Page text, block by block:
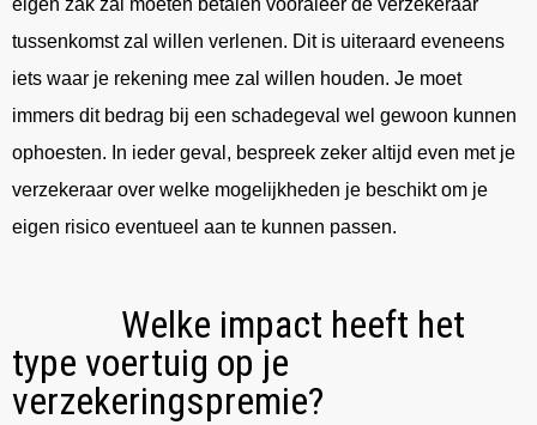
eigen zak zal moeten betalen vooraleer de verzekeraar
tussenkomst zal willen verlenen. Dit is uiteraard eveneens
iets waar je rekening mee zal willen houden. Je moet
immers dit bedrag bij een schadegeval wel gewoon kunnen
ophoesten. In ieder geval, bespreek zeker altijd even met je
verzekeraar over welke mogelijkheden je beschikt om je
eigen risico eventueel aan te kunnen passen.
Welke impact heeft het
type voertuig op je
verzekeringspremie?